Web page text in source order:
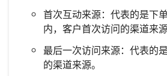
首次互动来源：代表的是下
内，客户首次访问的渠道来源
最后一次访问来源：代表的
的渠道来源。